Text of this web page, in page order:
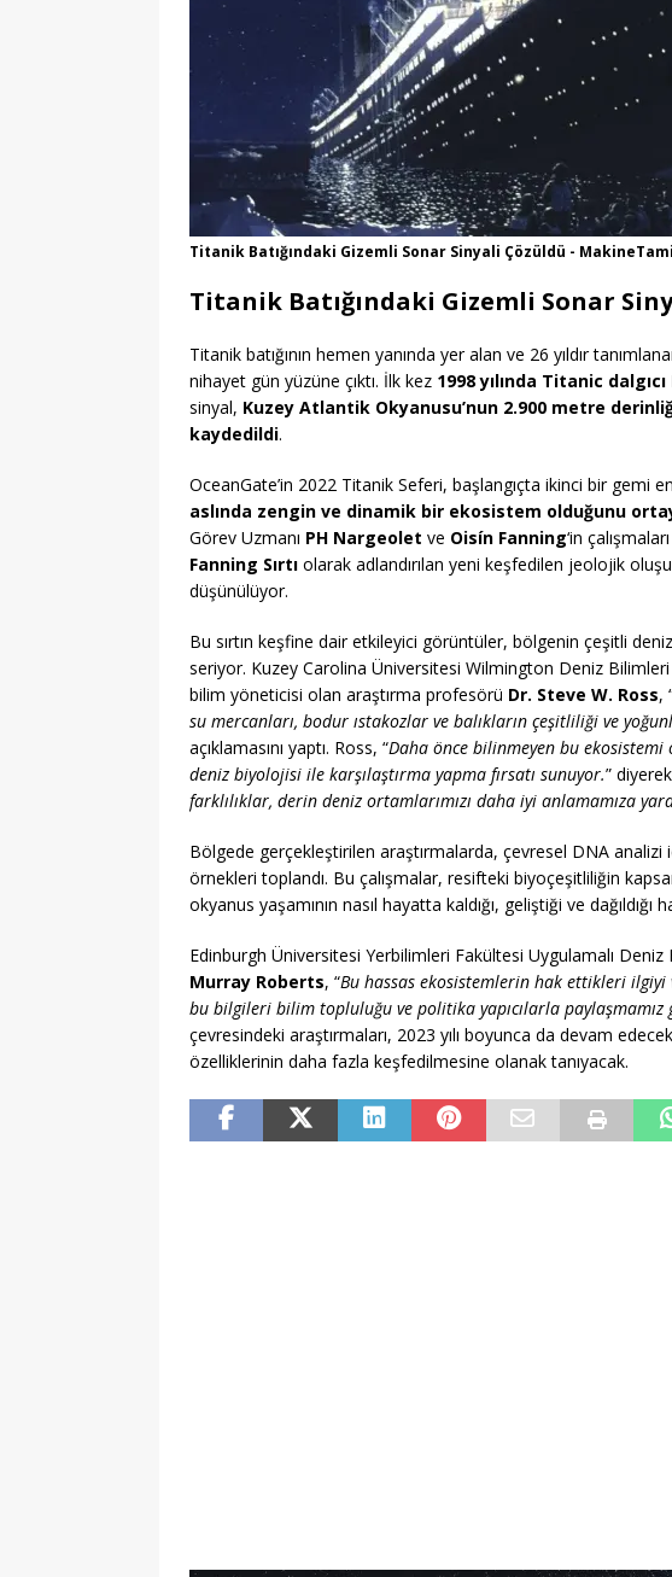
Titanik Batığındaki Gizemli Sonar Sinyali Çözüldü -
Titanik Batığındaki Gizemli Sonar
Titanik batığının hemen yanında yer alan ve 26 yıldır
nihayet gün yüzüne çıktı. İlk kez 1998 yılında Titanic
sinyal, Kuzey Atlantik Okyanusu’nun 2.900 metre
kaydedildi.
OceanGate’in 2022 Titanik Seferi, başlangıçta ikinci bir gemi
aslında zengin ve dinamik bir ekosistem olduğunu
Görev Uzmanı PH Nargeolet ve Oisín Fanning‘in
Fanning Sırtı olarak adlandırılan yeni keşfedilen jeolojik
düşünülüyor.
Bu sırtın keşfine dair etkileyici görüntüler, bölgenin çeşitli
seriyor. Kuzey Carolina Üniversitesi Wilmington Deniz Bilimleri
bilim yöneticisi olan araştırma profesörü Dr. Steve W. Ross,
su mercanları, bodur ıstakozlar ve balıkların çeşitliliği ve
açıklamasını yaptı. Ross, “Daha önce bilinmeyen bu ekosistemi
deniz biyolojisi ile karşılaştırma yapma fırsatı sunuyor.”
farklılıklar, derin deniz ortamlarımızı daha iyi anlamamıza
Bölgede gerçekleştirilen araştırmalarda, çevresel DNA
örnekleri toplandı. Bu çalışmalar, resifteki biyoçeşitliliğin
okyanus yaşamının nasıl hayatta kaldığı, geliştiği ve dağıldığı
Edinburgh Üniversitesi Yerbilimleri Fakültesi Uygulamalı
Murray Roberts, “Bu hassas ekosistemlerin hak ettikleri
bu bilgileri bilim topluluğu ve politika yapıcılarla paylaşmamız
çevresindeki araştırmaları, 2023 yılı boyunca da devam
özelliklerinin daha fazla keşfedilmesine olanak tanıyacak.